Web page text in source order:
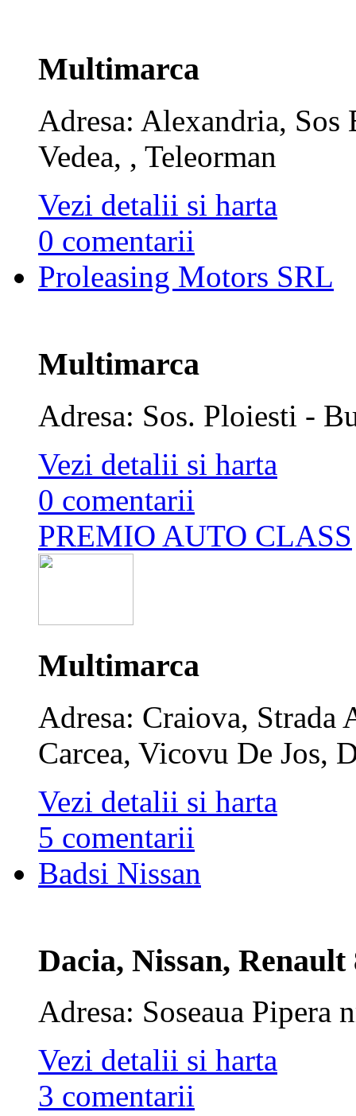
Multimarca
Adresa: Alexandria, Sos
Vedea, , Teleorman
Vezi detalii si harta
0 comentarii
Proleasing Motors SRL
Multimarca
Adresa: Sos. Ploiesti -
Vezi detalii si harta
0 comentarii
PREMIO AUTO CLASS
Multimarca
Adresa: Craiova,
Carcea, Vicovu De Jos,
Vezi detalii si harta
5 comentarii
Badsi Nissan
Dacia, Nissan, Renault
Adresa: Soseaua Pipera
Vezi detalii si harta
3 comentarii